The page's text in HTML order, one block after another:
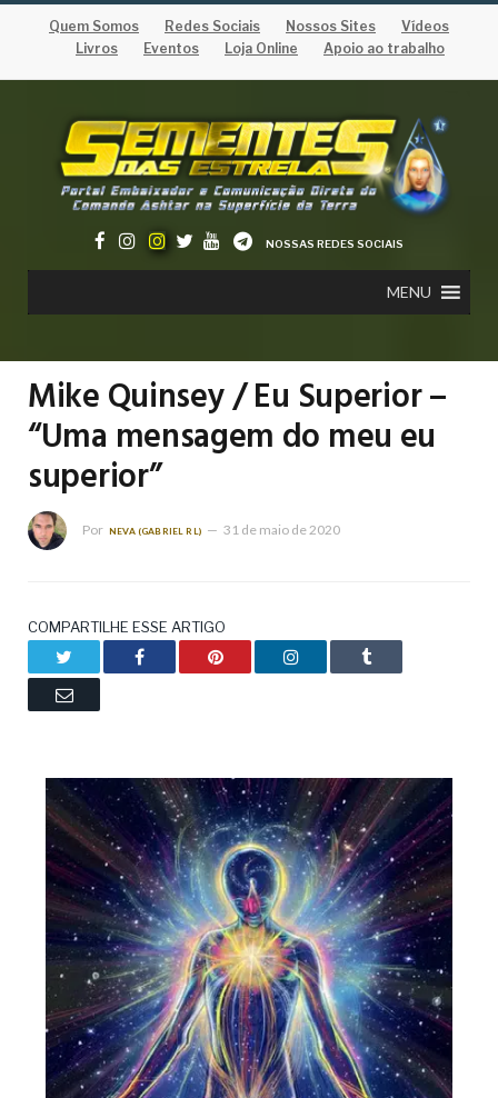
Quem Somos Redes Sociais Nossos Sites
Vídeos
Livros
Eventos Loja Online Apoio ao trabalho
NOSSAS REDES SOCIAIS
MENU
Mike Quinsey / Eu Superior –
“Uma mensagem do meu eu
superior”
Por NEVA (GABRIEL RL) 31 de maio de 2020
COMPARTILHE ESSE ARTIGO
Facebook Pinterest LinkedIn Tumblr
Email